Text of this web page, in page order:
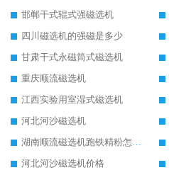
邯郸干式辊式强磁选机
四川磁选机的强磁是多少
甘肃干式永磁筒式磁选机
重庆顺流磁选机
江西实验用室湿式磁选机
河北河沙磁选机
湖南顺流磁选机跑铁精粉怎么处理
河北河沙磁选机价格